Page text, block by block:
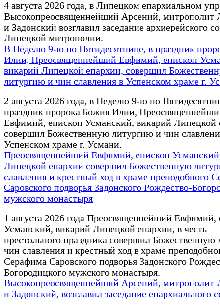
4 августа 2026 года, в Липецком епархиальном
Высокопреосвященнейший Арсений, митрополит
и Задонский возглавил заседание архиерейского
Липецкой митрополии.
В Неделю 9-ю по Пятидесятнице, в праздник
Илии, Преосвященнейший Евфимий, епископ
викарий Липецкой епархии, совершил
литургию и чин славления в Успенском храме г.
2 августа 2026 года, в Неделю 9-ю по
праздник пророка Божия Илии,
Евфимий, епископ Усманский, викарий Липецкой
совершил Божественную литургию и чин
Успенском храме г. Усмани.
Преосвященнейший Евфимий, епископ
Липецкой епархии совершил Божественную
славления и крестный ход в храме преподобного
Саровского подворья Задонского Рождество-
мужского монастыря
1 августа 2026 года Преосвященнейший Евфимий,
Усманский, викарий Липецкой епархии, в честь
престольного праздника совершил Божественную
чин славления и крестный ход в храме
Серафима Саровского подворья Задонского
Богородицкого мужского монастыря.
Высокопреосвященнейший Арсений, митрополит
и Задонский, возглавил заседание епархиального